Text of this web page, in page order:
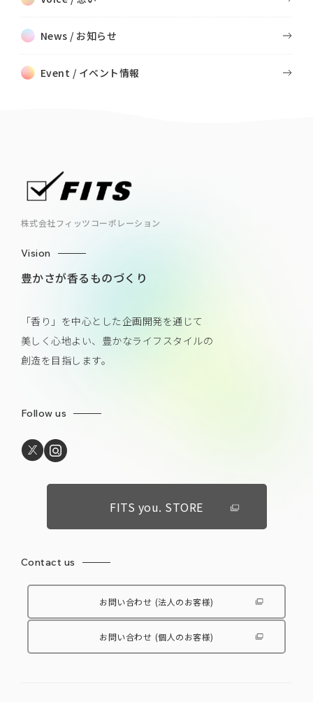
News / お知らせ
Event / イベント情報
株式会社フィッツコーポレーション
Vision
豊かさが香るものづくり
「香り」を中心とした企画開発を通じて
美しく心地よい、豊かなライフスタイルの
創造を目指します。
Follow us
FITS you. STORE
Contact us
お問い合わせ (法人のお客様)
お問い合わせ (個人のお客様)